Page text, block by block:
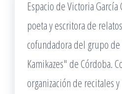
Espacio de Victoria García
poeta y escritora de
cofundadora del grupo
Kamikazes" de Córdoba.
organización de recitales